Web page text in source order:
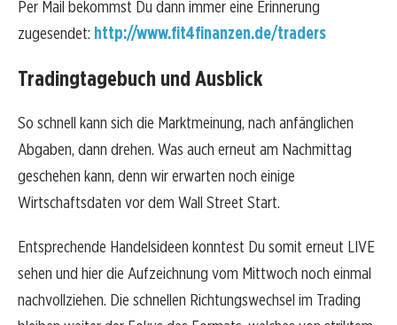
Per Mail bekommst Du dann immer eine Erinnerung
zugesendet: http://www.fit4finanzen.de/traders
Tradingtagebuch und Ausblick
So schnell kann sich die Marktmeinung, nach anfänglichen
Abgaben, dann drehen. Was auch erneut am Nachmittag
geschehen kann, denn wir erwarten noch einige
Wirtschaftsdaten vor dem Wall Street Start.
Entsprechende Handelsideen konntest Du somit erneut LIVE
sehen und hier die Aufzeichnung vom Mittwoch noch einmal
nachvollziehen. Die schnellen Richtungswechsel im Trading